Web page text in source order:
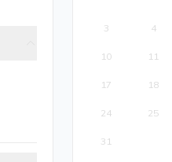
3 4
10 11
17 18
24 25
31